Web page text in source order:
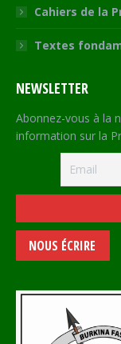
Cahiers de la
Textes
NEWSLETTER
Abonnez-vous à la
information sur la
NOUS ÉCRIRE